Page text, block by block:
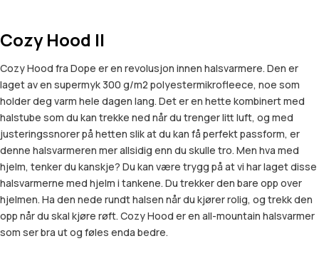
Cozy Hood II
Cozy Hood fra Dope er en revolusjon innen halsvarmere. Den er
laget av en supermyk 300 g/m2 polyestermikrofleece, noe som
holder deg varm hele dagen lang. Det er en hette kombinert med
halstube som du kan trekke ned når du trenger litt luft, og med
justeringssnorer på hetten slik at du kan få perfekt passform, er
denne halsvarmeren mer allsidig enn du skulle tro. Men hva med
hjelm, tenker du kanskje? Du kan være trygg på at vi har laget disse
halsvarmerne med hjelm i tankene. Du trekker den bare opp over
hjelmen. Ha den nede rundt halsen når du kjører rolig, og trekk den
opp når du skal kjøre røft. Cozy Hood er en all-mountain halsvarmer
som ser bra ut og føles enda bedre.